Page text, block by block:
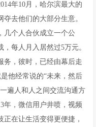
年10月，哈尔滨最大的
去他们的大部分生意。
几个人合伙成立一个公
每人月入居然过5万元。
务，彼时，已经由幕后走
他经常说的“未来，然后
遍人和人之间交流沟通方
年，微信用户井喷，视频
在让生活变得更便捷，